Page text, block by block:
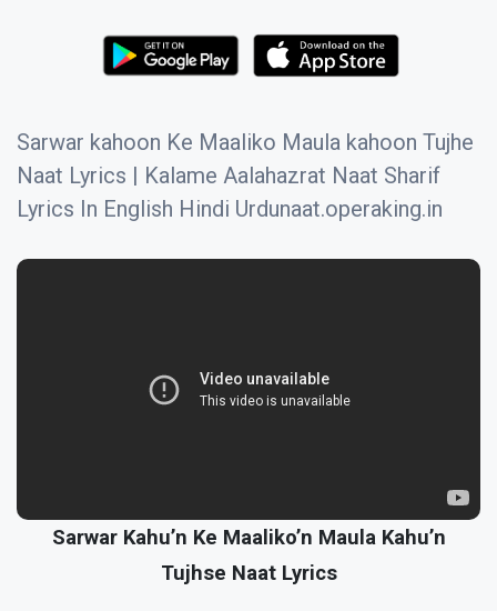
Sarwar kahoon Ke Maaliko Maula kahoon Tujhe
Naat Lyrics | Kalame Aalahazrat Naat Sharif
Lyrics In English Hindi Urdunaat.operaking.in
Sarwar Kahu’n Ke Maaliko’n Maula Kahu’n
Tujhse Naat Lyrics